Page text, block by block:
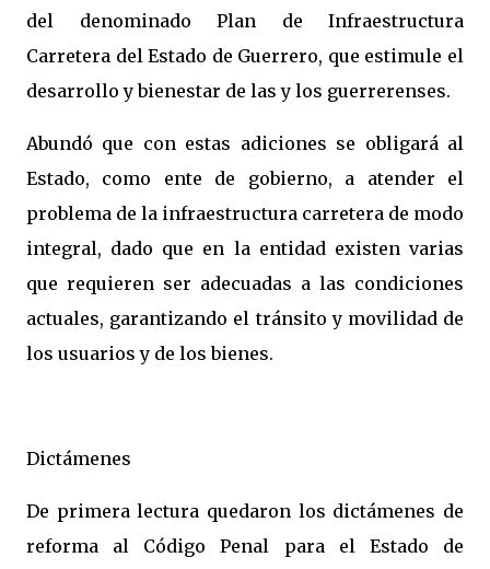
del denominado Plan de Infraestructura
Carretera del Estado de Guerrero, que estimule el
desarrollo y bienestar de las y los guerrerenses.
Abundó que con estas adiciones se obligará al
Estado, como ente de gobierno, a atender el
problema de la infraestructura carretera de modo
integral, dado que en la entidad existen varias
que requieren ser adecuadas a las condiciones
actuales, garantizando el tránsito y movilidad de
los usuarios y de los bienes.
Dictámenes
De primera lectura quedaron los dictámenes de
reforma al Código Penal para el Estado de